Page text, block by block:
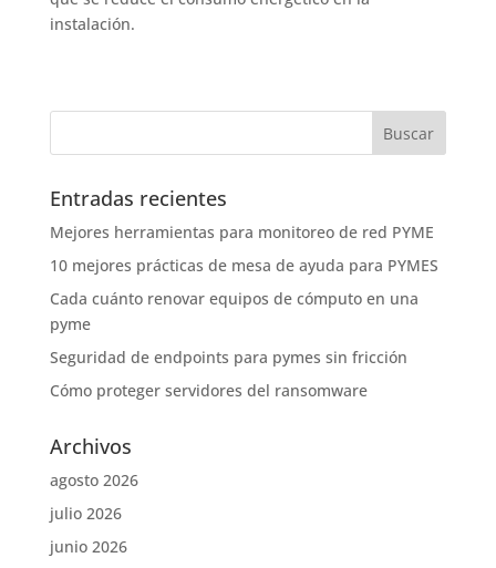
instalación.
Entradas recientes
Mejores herramientas para monitoreo de red PYME
10 mejores prácticas de mesa de ayuda para PYMES
Cada cuánto renovar equipos de cómputo en una
pyme
Seguridad de endpoints para pymes sin fricción
Cómo proteger servidores del ransomware
Archivos
agosto 2026
julio 2026
junio 2026